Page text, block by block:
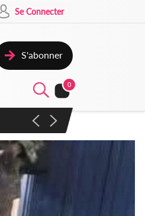
Se Connecter
S'abonner
0